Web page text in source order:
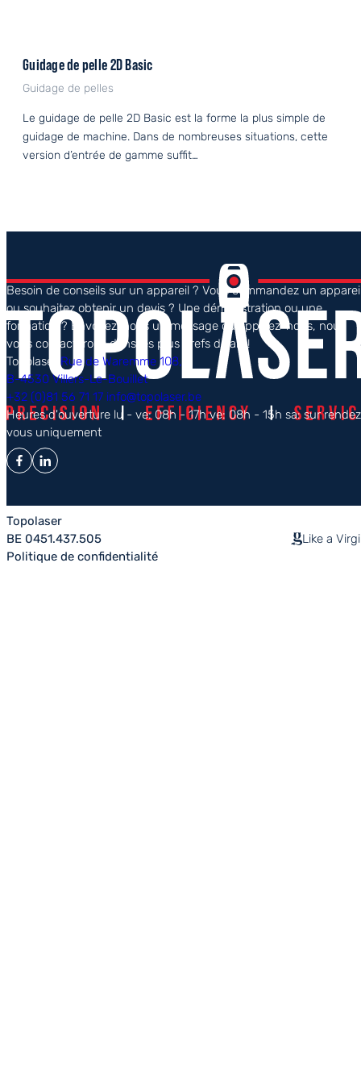
Guidage de pelle 2D Basic
Guidage de pelles
Le guidage de pelle 2D Basic est la forme la plus simple de
guidage de machine. Dans de nombreuses situations, cette
version d’entrée de gamme suffit…
Besoin de conseils sur un appareil ? Vous commandez un
ou souhaitez obtenir un devis ? Une démonstration ou une
formation ? Envoyez-nous un message ou appelez-nous, nous
vous contacterons dans les plus brefs délais !
Topolaser
Rue de Waremme 108,
B-4530 Villers-Le-Bouillet
+32 (0)81 56 71 17 info@topolaser.be
Heures d'ouverture lu - ve: 08h - 17h ve: 08h - 15h sa: sur
vous uniquement
Topolaser
BE 0451.437.505
Politique de confidentialité
Like a